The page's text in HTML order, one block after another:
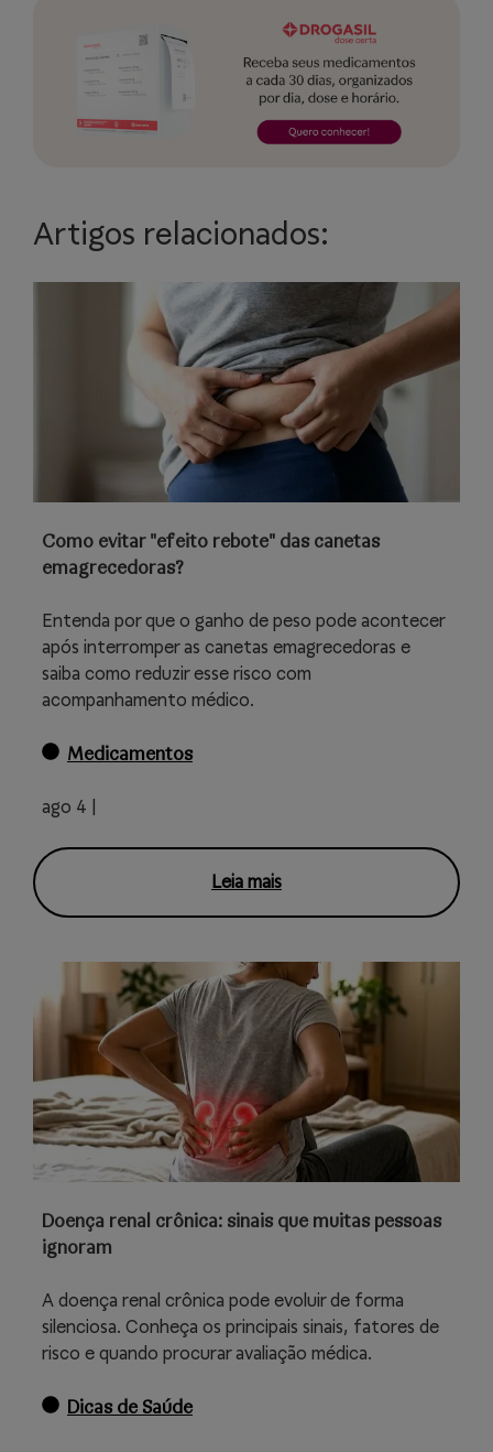
Artigos relacionados:
Como evitar "efeito rebote" das canetas
emagrecedoras?
Entenda por que o ganho de peso pode acontecer
após interromper as canetas emagrecedoras e
saiba como reduzir esse risco com
acompanhamento médico.
Medicamentos
ago 4 |
Leia mais
Doença renal crônica: sinais que muitas pessoas
ignoram
A doença renal crônica pode evoluir de forma
silenciosa. Conheça os principais sinais, fatores de
risco e quando procurar avaliação médica.
Dicas de Saúde